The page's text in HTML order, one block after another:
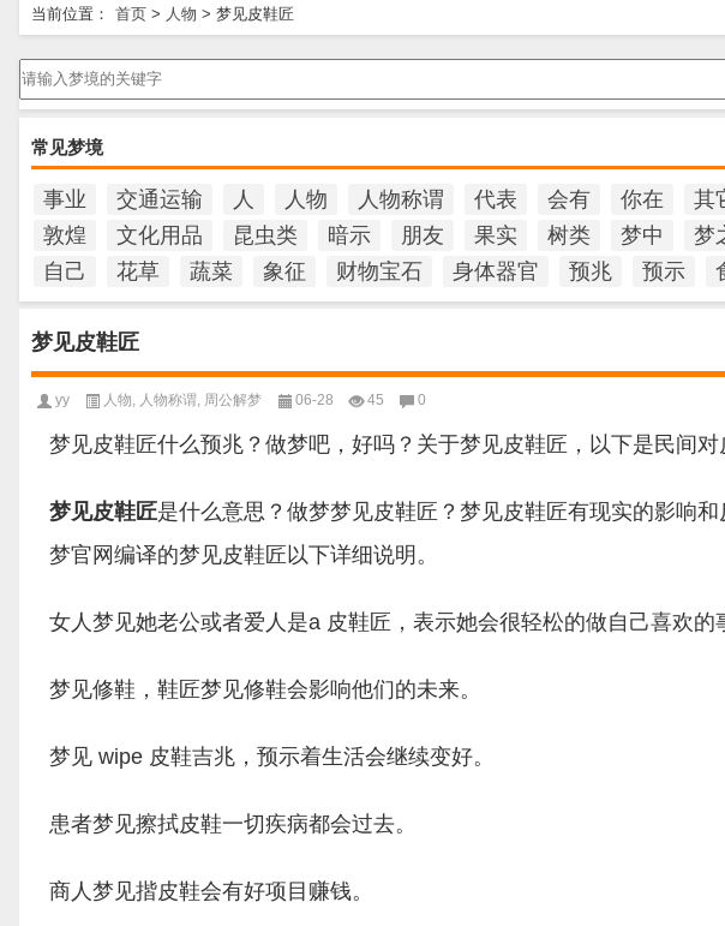
当前位置： 首页 > 人物 > 梦见皮鞋匠
请输入梦境的关键字
常见梦境
事业 交通运输 人 人物 人物称谓 代表 会有 你在 其
敦煌
文化用品 昆虫类 暗示 朋友 果实 树类 梦中 梦
自己
花草 蔬菜 象征 财物宝石 身体器官 预兆 预示
梦见皮鞋匠
yy 人物, 人物称谓, 周公解梦 06-28 45 0
梦见皮鞋匠什么预兆？做梦吧，好吗？关于梦见皮鞋匠，以下是民间对
梦见皮鞋匠是什么意思？做梦梦见皮鞋匠？梦见皮鞋匠有现实的影响
梦官网编译的梦见皮鞋匠以下详细说明。
女人梦见她老公或者爱人是a 皮鞋匠，表示她会很轻松的做自己喜欢的
梦见修鞋，鞋匠梦见修鞋会影响他们的未来。
梦见 wipe 皮鞋吉兆，预示着生活会继续变好。
患者梦见擦拭皮鞋一切疾病都会过去。
商人梦见揩皮鞋会有好项目赚钱。